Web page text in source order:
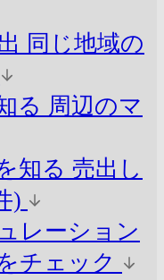
同じ地域の
る 周辺のマ
知る 売出し
)
レーション
チェック